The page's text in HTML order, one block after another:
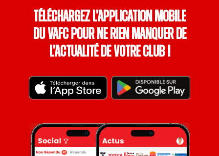
Téléchargez l’application mobile
du VAFC pour ne rien manquer de
l’actualité de votre club !